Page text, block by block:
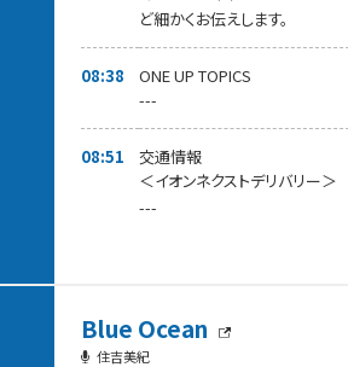
ど細かくお伝えします。
08:38
ONE UP TOPICS
---
08:51
交通情報
＜イオンネクストデリバリー＞
---
Blue Ocean
住吉美紀